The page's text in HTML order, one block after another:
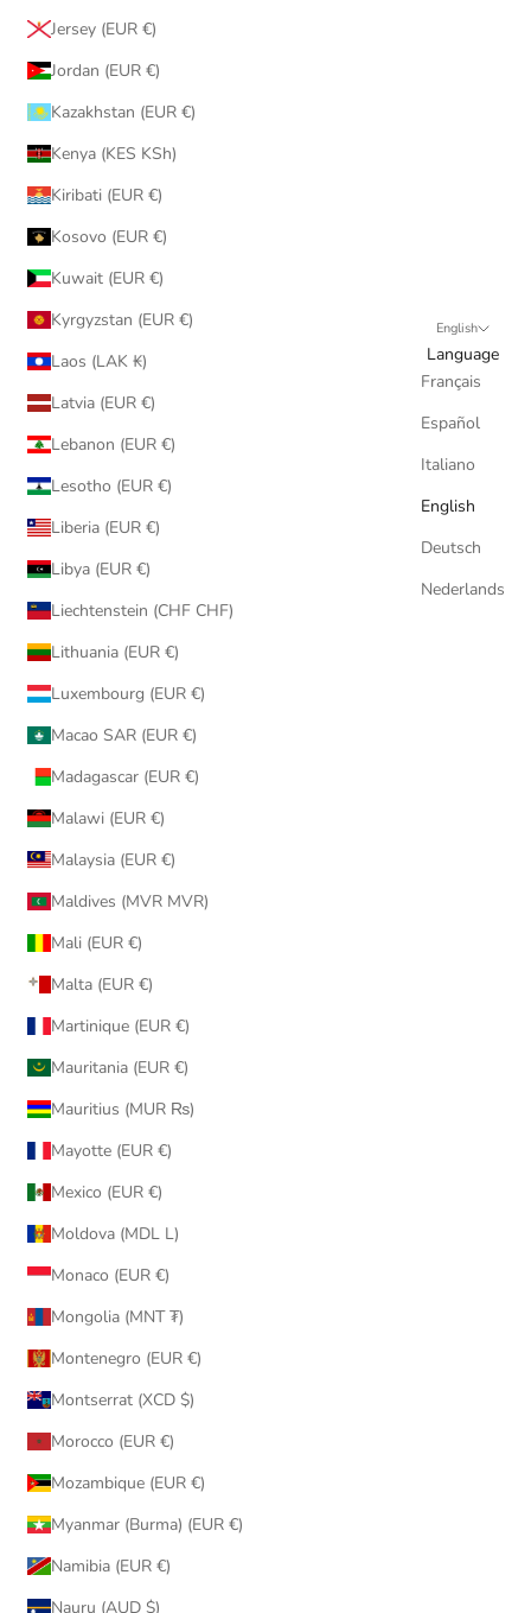
Jersey (EUR €)
Jordan (EUR €)
Kazakhstan (EUR €)
Kenya (KES KSh)
Kiribati (EUR €)
Kosovo (EUR €)
Kuwait (EUR €)
Kyrgyzstan (EUR €)
Laos (LAK ₭)
Latvia (EUR €)
Lebanon (EUR €)
Lesotho (EUR €)
Liberia (EUR €)
Libya (EUR €)
Liechtenstein (CHF CHF)
Lithuania (EUR €)
Luxembourg (EUR €)
Macao SAR (EUR €)
Madagascar (EUR €)
Malawi (EUR €)
Malaysia (EUR €)
Maldives (MVR MVR)
Mali (EUR €)
Malta (EUR €)
Martinique (EUR €)
Mauritania (EUR €)
Mauritius (MUR ₨)
Mayotte (EUR €)
Mexico (EUR €)
Moldova (MDL L)
Monaco (EUR €)
Mongolia (MNT ₮)
Montenegro (EUR €)
Montserrat (XCD $)
Morocco (EUR €)
Mozambique (EUR €)
Myanmar (Burma) (EUR €)
Namibia (EUR €)
Nauru (AUD $)
English
Language
Français
Español
Italiano
English
Deutsch
Nederlands